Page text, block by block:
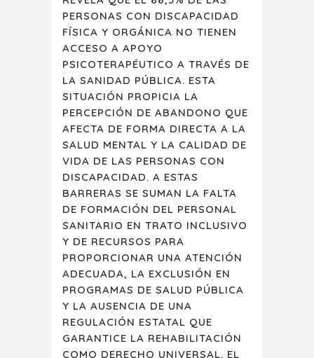
PERSONAS CON DISCAPACIDAD
FÍSICA Y ORGÁNICA NO TIENEN
ACCESO A APOYO
PSICOTERAPÉUTICO A TRAVÉS DE
LA SANIDAD PÚBLICA. ESTA
SITUACIÓN PROPICIA LA
PERCEPCIÓN DE ABANDONO QUE
AFECTA DE FORMA DIRECTA A LA
SALUD MENTAL Y LA CALIDAD DE
VIDA DE LAS PERSONAS CON
DISCAPACIDAD. A ESTAS
BARRERAS SE SUMAN LA FALTA
DE FORMACIÓN DEL PERSONAL
SANITARIO EN TRATO INCLUSIVO
Y DE RECURSOS PARA
PROPORCIONAR UNA ATENCIÓN
ADECUADA, LA EXCLUSIÓN EN
PROGRAMAS DE SALUD PÚBLICA
Y LA AUSENCIA DE UNA
REGULACIÓN ESTATAL QUE
GARANTICE LA REHABILITACIÓN
COMO DERECHO UNIVERSAL. EL